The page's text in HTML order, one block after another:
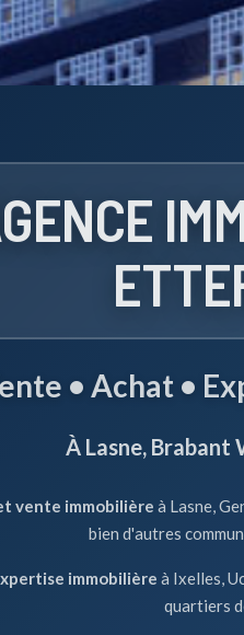
• Achat •
À Lasne, Brabant
vente immobilière à Lasne,
bien d'autres
immobilière à Ixelles,
quartiers